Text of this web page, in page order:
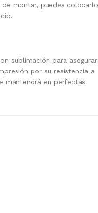
montar, puedes colocarlo
sublimación para asegurar
por su resistencia a
mantendrá en perfectas